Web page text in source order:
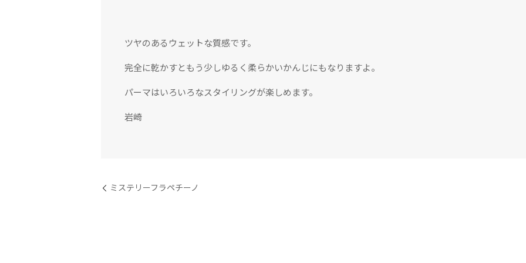
ツヤのあるウェットな質感です。
完全に乾かすともう少しゆるく柔らかいかんじにもなりますよ。
パーマはいろいろなスタイリングが楽しめます。
岩崎
ミステリーフラペチーノ